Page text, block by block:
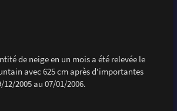
de neige en un mois a été relevée le
avec 625 cm après d'importantes
2005 au 07/01/2006.